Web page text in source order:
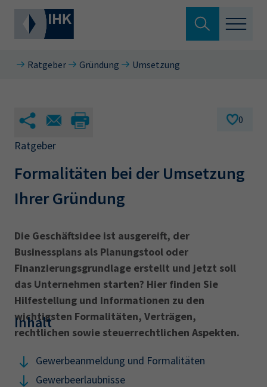
Aus- & Fortbildung
Berufszugang
Ratgeber
Service & Anträge
Über uns
Leichte Sprache
IHK regional
Presse
Suche verlassen
Hier können Sie auch aus den meistgesuchten
34a 34c Ausbildungsvertrag
AdA
34d
Prüfungstermine
Wirtschaftsfachwirt
34f
Negativerklärung
Sachkundeprüfung
Berichtsheft
34i
Betriebswirt Prüfbericht
Ratgeber Gründung Umsetzung
0
Ratgeber
Formalitäten bei der Umsetzung
Ihrer Gründung
Die Geschäftsidee ist ausgereift, der
Businessplans als Planungstool oder
Finanzierungsgrundlage erstellt und jetzt soll
das Unternehmen starten? Hier finden Sie
Hilfestellung und Informationen zu den
wichtigsten Formalitäten, Verträgen,
rechtlichen sowie steuerrechtlichen Aspekten.
Inhalt
Gewerbeanmeldung und Formalitäten
Gewerbeerlaubnisse